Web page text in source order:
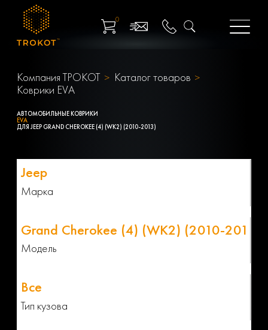
0
Компания ТРОКОТ
Каталог товаров
Коврики EVA
АВТОМОБИЛЬНЫЕ КОВРИКИ
EVA
ДЛЯ JEEP GRAND CHEROKEE (4) (WK2) (2010-2013)
Марка
Модель
Тип кузова